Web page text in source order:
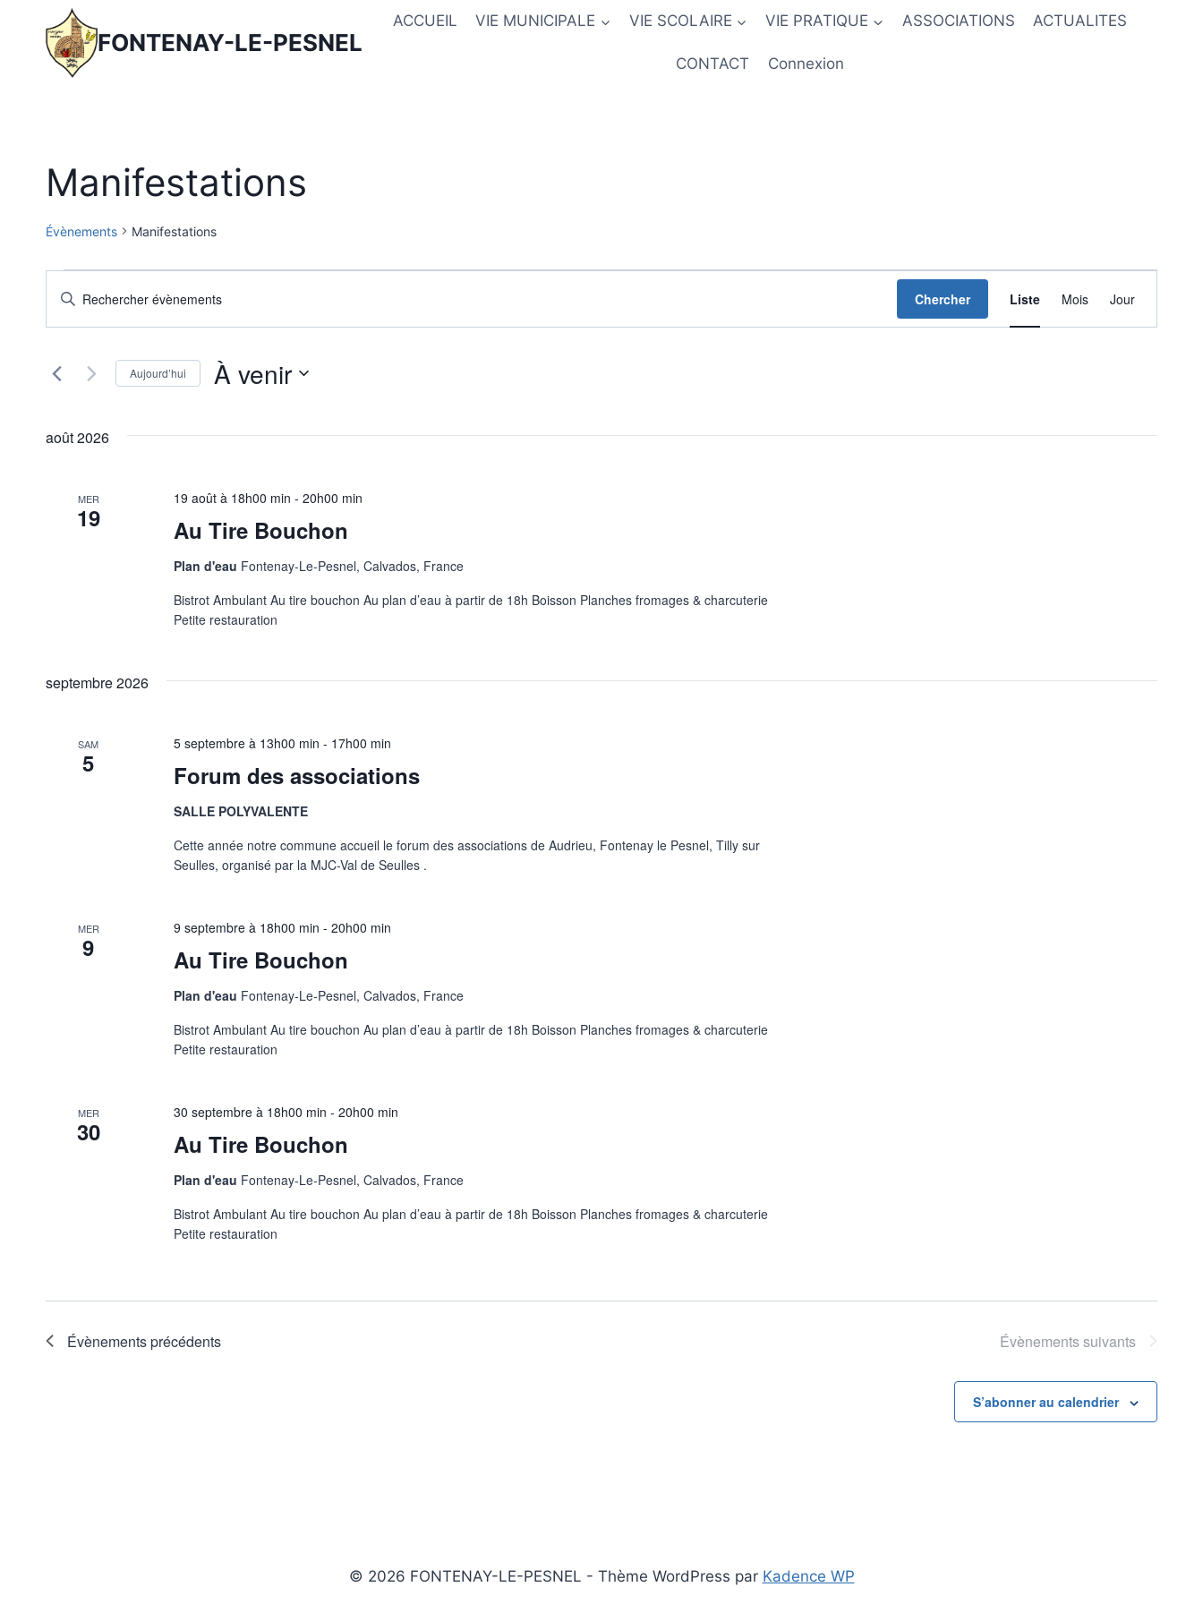
contenu
FONTENAY-LE-PESNEL
ACCUEIL VIE MUNICIPALE VIE SCOLAIRE VIE PRATIQUE ASSOCIATIONS ACTUALITES
CONTACT Connexion
Manifestations
Évènements Manifestations
Évènements
Recherche
et
navigation
vues
Saisir
Rechercher
Évènements
mot-
Chercher Liste Mois Jour
Aujourd’hui À venir
août 2026
MER
19 Au Tire Bouchon
19 août à 18h00 min -20h00 min
Plan d'eau Fontenay-Le-Pesnel, Calvados, France
Bistrot Ambulant Au tire bouchon Au plan d’eau à partir de 18h Boisson Planches fromages & charcuterie
Petite restauration
septembre 2026
SAM
5 Forum des associations
5 septembre à 13h00 min - 17h00 min
SALLE POLYVALENTE
Cette année notre commune accueil le forum des associations de Audrieu, Fontenay le Pesnel, Tilly sur
Seulles, organisé par la MJC-Val de Seulles .
MER
9 Au Tire Bouchon
9 septembre à 18h00 min -20h00 min
Plan d'eau Fontenay-Le-Pesnel, Calvados, France
Bistrot Ambulant Au tire bouchon Au plan d’eau à partir de 18h Boisson Planches fromages & charcuterie
Petite restauration
MER
30 Au Tire Bouchon
30 septembre à 18h00 min -20h00 min
Plan d'eau Fontenay-Le-Pesnel, Calvados, France
Bistrot Ambulant Au tire bouchon Au plan d’eau à partir de 18h Boisson Planches fromages & charcuterie
Petite restauration
Évènementsprécédents Évènementssuivants
S’abonner au calendrier
© 2026 FONTENAY-LE-PESNEL - Thème WordPress par Kadence WP